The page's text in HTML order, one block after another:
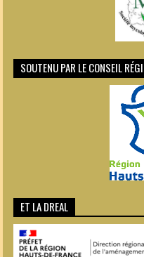
SOUTENU PAR LE CONSEIL
ET LA DREAL